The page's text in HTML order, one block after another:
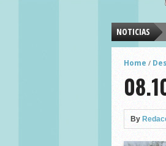
NOTICIAS
Home /
By